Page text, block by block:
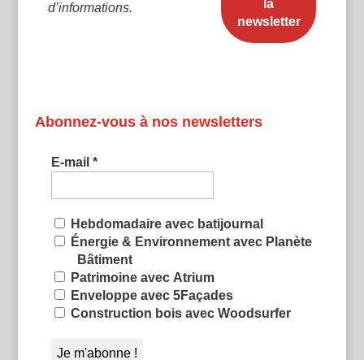
d’informations.
Abonnez-vous à nos newsletters
E-mail *
Hebdomadaire avec batijournal
Énergie & Environnement avec Planète
Bâtiment
Patrimoine avec Atrium
Enveloppe avec 5Façades
Construction bois avec Woodsurfer